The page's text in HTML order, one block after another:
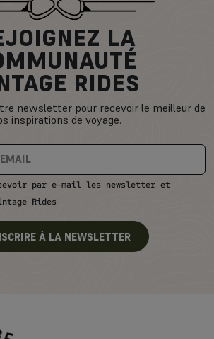
LA
RIDES
newsletter pour recevoir le meilleur de
inspirations de voyage.
par e-mail les newsletter et
Rides
À LA NEWSLETTER